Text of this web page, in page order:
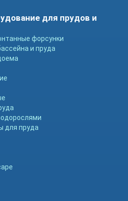
для прудов и
форсунки
и пруда
для пруда